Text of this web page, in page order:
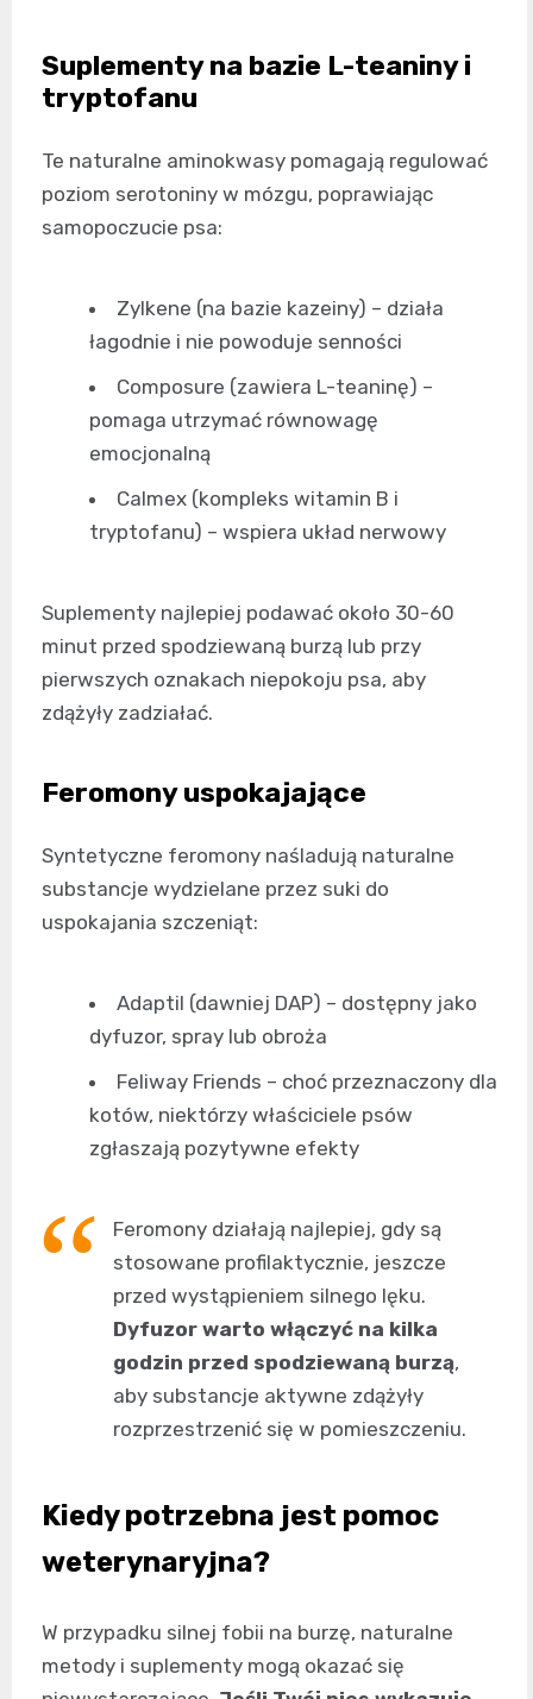
Suplementy na bazie L-teaniny i
tryptofanu
Te naturalne aminokwasy pomagają regulować
poziom serotoniny w mózgu, poprawiając
samopoczucie psa:
Zylkene (na bazie kazeiny) – działa
łagodnie i nie powoduje senności
Composure (zawiera L-teaninę) –
pomaga utrzymać równowagę
emocjonalną
Calmex (kompleks witamin B i
tryptofanu) – wspiera układ nerwowy
Suplementy najlepiej podawać około 30-60
minut przed spodziewaną burzą lub przy
pierwszych oznakach niepokoju psa, aby
zdążyły zadziałać.
Feromony uspokajające
Syntetyczne feromony naśladują naturalne
substancje wydzielane przez suki do
uspokajania szczeniąt:
Adaptil (dawniej DAP) – dostępny jako
dyfuzor, spray lub obroża
Feliway Friends – choć przeznaczony dla
kotów, niektórzy właściciele psów
zgłaszają pozytywne efekty
Feromony działają najlepiej, gdy są
stosowane profilaktycznie, jeszcze
przed wystąpieniem silnego lęku.
Dyfuzor warto włączyć na kilka
godzin przed spodziewaną burzą,
aby substancje aktywne zdążyły
rozprzestrzenić się w pomieszczeniu.
Kiedy potrzebna jest pomoc
weterynaryjna?
W przypadku silnej fobii na burzę, naturalne
metody i suplementy mogą okazać się